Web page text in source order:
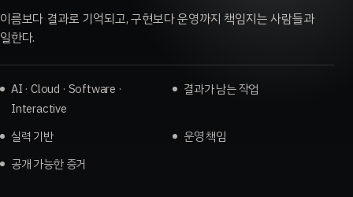
이름보다 결과로 기억되고, 구현보다 운영까지 책임지는 사람들과
일한다.
AI · Cloud · Software ·
Interactive
결과가 남는 작업
실력 기반
운영 책임
공개 가능한 증거